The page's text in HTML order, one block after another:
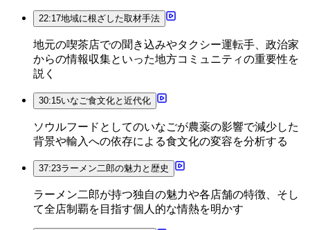
22:17地域に根ざした取材手法
地元の喫茶店での聞き込みやタクシー運転手、政治家
からの情報収集といった地方コミュニティの重要性を
説く
30:15いなご食文化と近代化
ソウルフードとしてのいなごが農薬の影響で減少した
背景や輸入への依存による食文化の変容を分析する
37:23ラーメン二郎の魅力と歴史
ラーメン二郎が持つ独自の魅力や各店舗の特徴、そし
て全店制覇を目指す個人的な情熱を明かす